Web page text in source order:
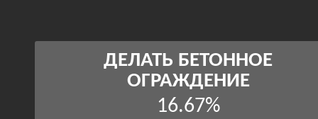
ДЕЛАТЬ БЕТОННОЕ
ОГРАЖДЕНИЕ
16.67%